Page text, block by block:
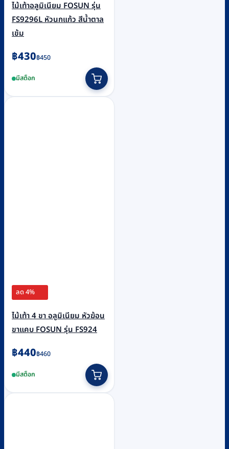
ไม้เท้าอลูมิเนียม FOSUN รุ่น
FS9296L หัวนกแก้ว สีน้ำตาล
เข้ม
฿450
Original
was:
฿450.
฿430
Current
is:
฿430.
มีสต็อก
ลด 4%
ไม้เท้า 4 ขา อลูมิเนียม หัวฆ้อน
ขาแคบ FOSUN รุ่น FS924
฿460
Original
was:
฿460.
฿440
Current
is:
฿440.
มีสต็อก